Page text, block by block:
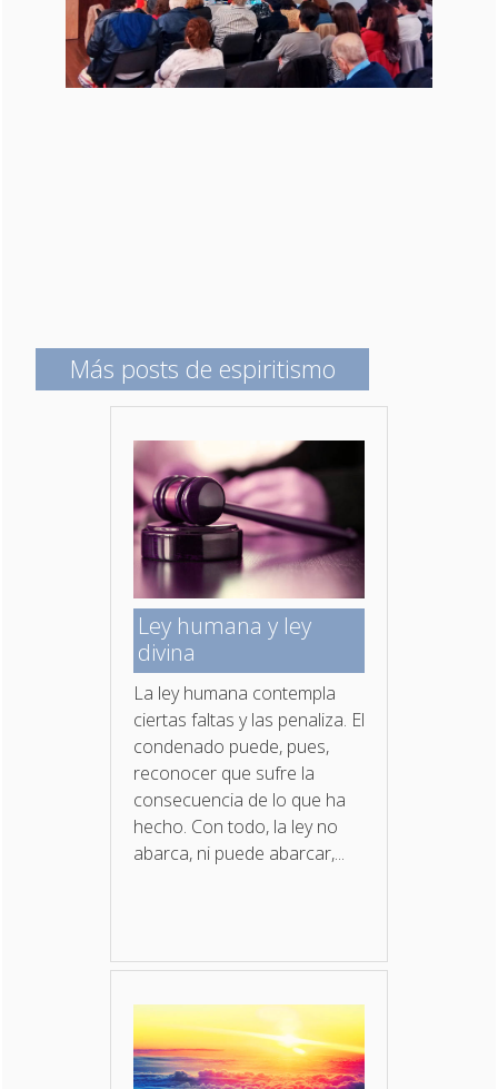
Más posts de espiritismo
Ley humana y ley
divina
La ley humana contempla
ciertas faltas y las penaliza. El
condenado puede, pues,
reconocer que sufre la
consecuencia de lo que ha
hecho. Con todo, la ley no
abarca, ni puede abarcar,...